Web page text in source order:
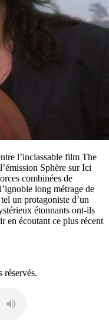
l’inclassable film The
Sphère sur Ici
combinées de
long métrage de
un protagoniste d’un
étonnants ont-ils
en écoutant ce plus récent